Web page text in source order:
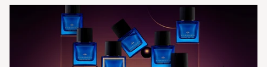
Thameen lässt sich stark von der Welt der Edelsteine und
Juwelen inspirieren. Jede Parfumkreation erzählt eine
Geschichte, die von einem wertvollen Stein, einem
historischen Schatz oder einem bedeutenden kulturellen
Symbol inspiriert ist.